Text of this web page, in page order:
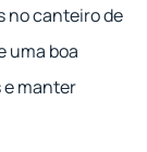
no canteiro de
uma boa
e manter